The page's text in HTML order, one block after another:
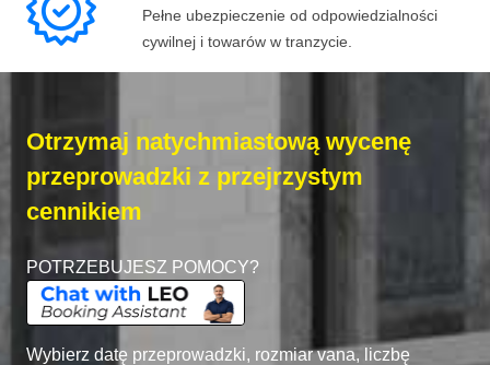
Pełne ubezpieczenie od odpowiedzialności
cywilnej i towarów w tranzycie.
Otrzymaj natychmiastową wycenę
przeprowadzki z przejrzystym
cennikiem
POTRZEBUJESZ POMOCY?
Wybierz datę przeprowadzki, rozmiar vana, liczbę